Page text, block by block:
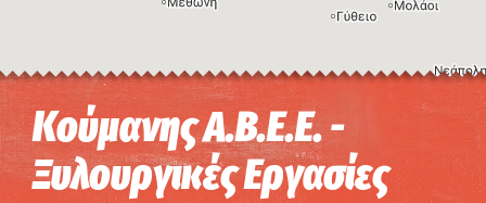
Η εικόνα ενδέχεται να υπόκειται σε πνευματικά δικαιώματα Όροι
Κούμανης Α.Β.Ε.Ε. -
Ξυλουργικές Εργασίες